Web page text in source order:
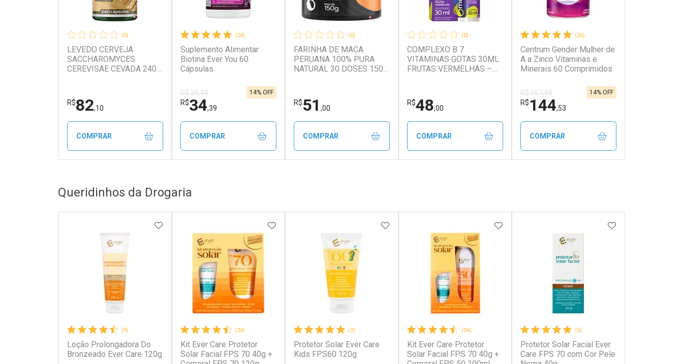
(0)
LEVEDO CERVEJA
SACCHAROMYCES
CEREVISAE CEVADA 240
R$82,10
COMPRAR
Laboratório
Ativar Desconto
Por Menos
(24)
Suplemento Alimentar
Biotina Ever You 60
Cápsulas
R$ 39,99
R$34,39
14% OFF
COMPRAR
Laboratório
Ativar Desconto
Por Menos
(0)
FARINHA DE MACA
PERUANA 100% PURA
NATURAL 30 DOSES 150G
R$51 ,00
COMPRAR
Ativar Desconto
(0)
COMPLEXO B 7
VITAMINAS GOTAS 30ML
FRUTAS VERMELHAS –
R$48,00
COMPRAR
Ativar Desconto
(26)
Centrum Gender Mulher de
A a Zinco Vitaminas e
Minerais 60 Comprimidos
R$ 167,99
R$144,53
14% OFF
COMPRAR
Ativar Desconto
Queridinhos da Drogaria
(9)
Loção Prolongadora Do
Bronzeado Ever Care 120g
ADICIONAR AOS FAVORITOS
(24)
Kit Ever Care Protetor
Solar Facial FPS 70 40g +
ADICIONAR AOS FAVORITOS
(2)
Protetor Solar Ever Care
Kids FPS60 120g
ADICIONAR AOS FAVORITOS
(34)
Kit Ever Care Protetor
Solar Facial FPS 70 40g +
ADICIONAR AOS FAVORITOS
(5)
Protetor Solar Facial Ever
Care FPS 70 com Cor Pele
ADICIONAR AOS